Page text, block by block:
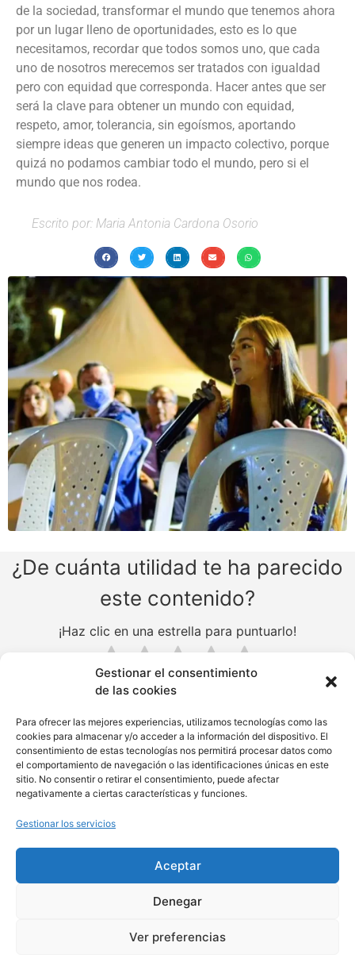
Gestionar el consentimiento
de las cookies
Para ofrecer las mejores experiencias, utilizamos tecnologías como las
cookies para almacenar y/o acceder a la información del dispositivo. El
consentimiento de estas tecnologías nos permitirá procesar datos como
el comportamiento de navegación o las identificaciones únicas en este
sitio. No consentir o retirar el consentimiento, puede afectar
negativamente a ciertas características y funciones.
Gestionar los servicios
Aceptar
Denegar
Ver preferencias
de la sociedad, transformar el mundo que tenemos ahora
por un lugar lleno de oportunidades, esto es lo que
necesitamos, recordar que todos somos uno, que cada
uno de nosotros merecemos ser tratados con igualdad
pero con equidad que corresponda. Hacer antes que ser
será la clave para obtener un mundo con equidad,
respeto, amor, tolerancia, sin egoísmos, aportando
siempre ideas que generen un impacto colectivo, porque
quizá no podamos cambiar todo el mundo, pero si el
mundo que nos rodea.
Escrito por: Maria Antonia Cardona Osorio
¿De cuánta utilidad te ha parecido
este contenido?
¡Haz clic en una estrella para puntuarlo!
Hasta ahora, ¡no hay votos!. Sé el primero en puntuar este
Política de tratamiento de datos
info@wom-en.org +57 318 576 5458